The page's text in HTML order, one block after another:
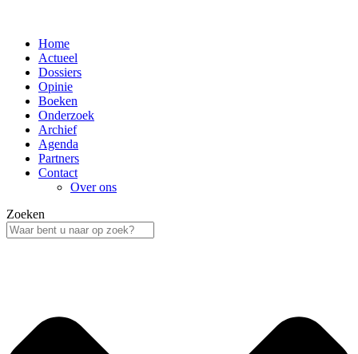
Home
Actueel
Dossiers
Opinie
Boeken
Onderzoek
Archief
Agenda
Partners
Contact
Over ons
Zoeken